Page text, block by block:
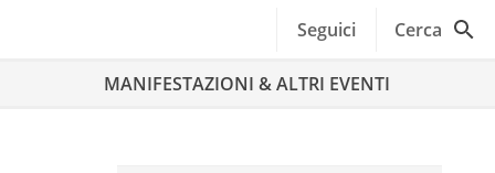
Seguici Cerca
MANIFESTAZIONI & ALTRI EVENTI